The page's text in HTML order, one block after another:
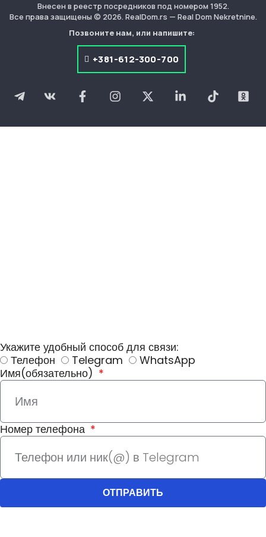
Внесен в реестр посредников под номером 1952.
Все права защищены © 2026. RealDom.rs — Real Dom Nekretnine.
Позвоните нам, или напишите:
+381-612-300-700
Укажите удобный способ для связи:
Телефон
Telegram
WhatsApp
Имя(обязательно)
Номер телефона
ОТПРАВИТЬ